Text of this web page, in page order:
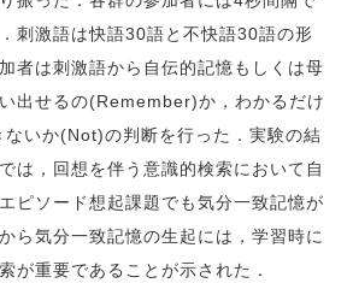
刺激語は快語30語と不快語30語の形
者は刺激語から自伝的記憶もしくは母
出せるの(Remember)か，わかるだけ
いか(Not)の判断を行った．実験の結
は，回想を伴う意識的検索において自
ピソード想起課題でも気分一致記憶が
ら気分一致記憶の生起には，学習時に
が重要であることが示された．